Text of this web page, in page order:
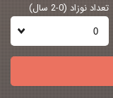
تعداد نوزاد (0-2 سال)